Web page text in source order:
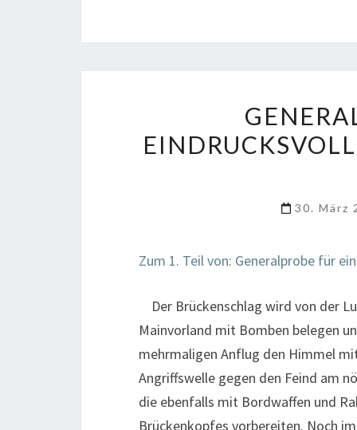
30. März
Zum 1. Teil von: Generalprobe für
Der Brückenschlag wird von der
Mainvorland mit Bomben belegen
mehrmaligen Anflug den Himmel
Angriffswelle gegen den Feind am
die ebenfalls mit Bordwaffen und
Brückenkopfes vorbereiten. Noch